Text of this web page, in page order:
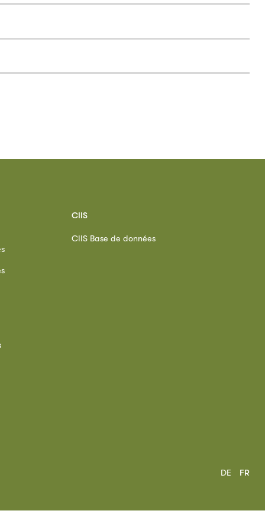
CIIS
CIIS Base de données
DE FR